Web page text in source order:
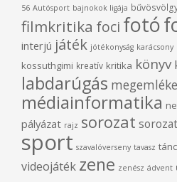
56 Autósport bajnokok ligája
filmkritika foci fotó
interjú játék jótékonyság karácsony
kossuthgimi kreatív kritika könyv
labdarúgás
médiainformatika
pályázat rajz sorozat
sport szavalóverseny tavasz tánc
videojáték zene zenész ádvent